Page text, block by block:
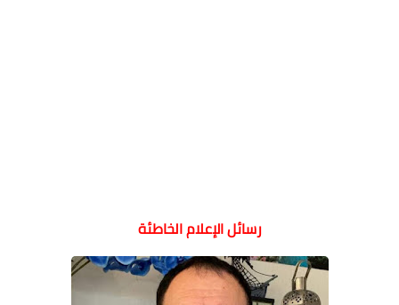
رسائل الإعلام الخاطئة